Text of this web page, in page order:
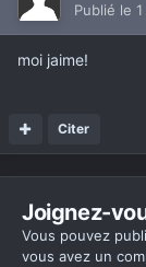
Publié le
moi jaime!
Citer
Joignez-
Vous pouvez
vous avez un